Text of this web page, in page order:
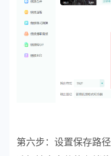
第六步：设置保存路径